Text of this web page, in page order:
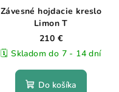
Závesné hojdacie kreslo
Limon T
210 €
🗓️ Skladom do 7 - 14 dní
Do košíka